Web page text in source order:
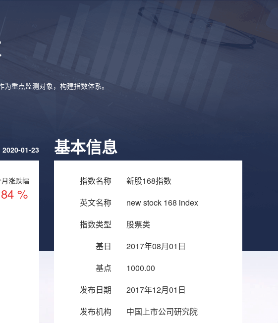
重点监测对象，构建指数体系。
2020-01-23
涨跌幅
%
基本信息
指数名称
新股168指数
英文名称
new stock 168 index
指数类型
股票类
基日
2017年08月01日
基点
1000.00
发布日期
2017年12月01日
发布机构
中国上市公司研究院